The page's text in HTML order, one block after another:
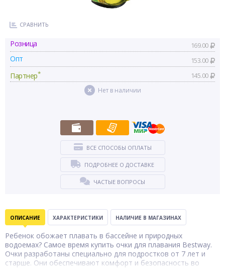
СРАВНИТЬ
Розница 169.00
Опт 153.00
Партнер* 145.00
Нет в наличии
ВСЕ СПОСОБЫ ОПЛАТЫ
ПОДРОБНЕЕ О ДОСТАВКЕ
ЧАСТЫЕ ВОПРОСЫ
ОПИСАНИЕ ХАРАКТЕРИСТИКИ НАЛИЧИЕ В МАГАЗИНАХ
Ребенок обожает плавать в бассейне и природных
водоемах? Самое время купить очки для плавания Bestway.
Очки разработаны специально для подростков от 7 лет и
старше. Они обеспечивают комфорт и безопасность во